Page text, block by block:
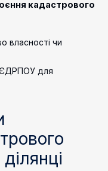
кадастрового
власності чи
ЄДРПОУ для